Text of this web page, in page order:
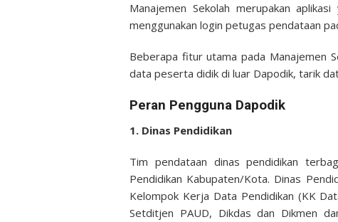
Manajemen Sekolah merupakan
menggunakan login petugas pendataan
Beberapa fitur utama pada Manajemen
data peserta didik di luar Dapodik, tarik
Peran Pengguna Dapodik
1. Dinas Pendidikan
Tim pendataan dinas pendidikan
Pendidikan Kabupaten/Kota. Dinas
Kelompok Kerja Data Pendidikan (KK
Setditjen PAUD, Dikdas dan Dikmen